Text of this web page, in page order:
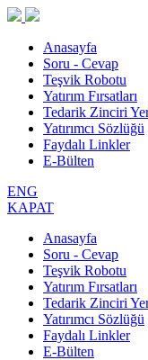
Anasayfa
Soru - Cevap
Teşvik Robotu
Yatırım Fırsatları
Tedarik Zinciri
Yatırımcı Sözlüğü
Faydalı Linkler
E-Bülten
ENG
KAPAT
Anasayfa
Soru - Cevap
Teşvik Robotu
Yatırım Fırsatları
Tedarik Zinciri
Yatırımcı Sözlüğü
Faydalı Linkler
E-Bülten